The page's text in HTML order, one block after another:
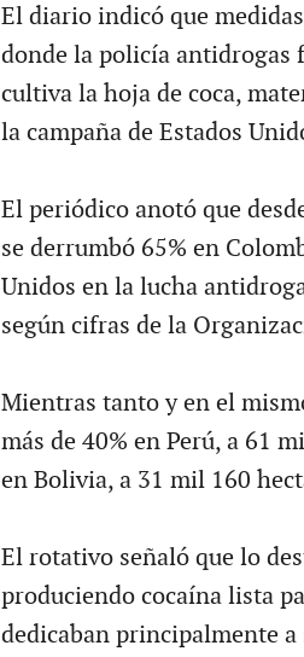
El diario indicó que
donde la policía antidrogas
cultiva la hoja de coca,
la campaña de Estados
El periódico anotó que
se derrumbó 65% en
Unidos en la lucha
según cifras de la
Mientras tanto y en el
más de 40% en Perú, a 61
en Bolivia, a 31 mil 160
El rotativo señaló que lo
produciendo cocaína lista
dedicaban principalmente